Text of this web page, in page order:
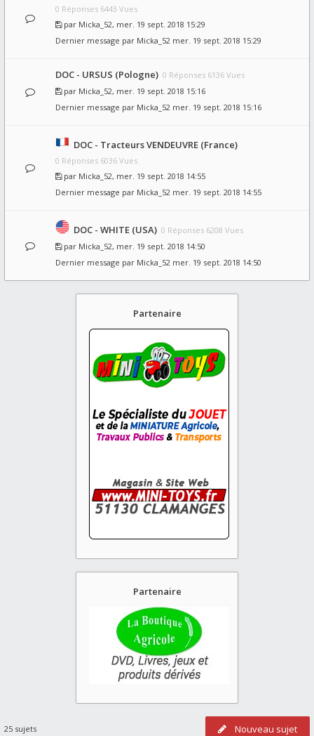
0 Réponses 6443 Vues
par Micka_52, mer. 19 sept. 2018 15:29
Dernier message par Micka_52 mer. 19 sept. 2018 15:29
DOC - URSUS (Pologne) 0 Réponses 6136 Vues
par Micka_52, mer. 19 sept. 2018 15:16
Dernier message par Micka_52 mer. 19 sept. 2018 15:16
DOC - Tracteurs VENDEUVRE (France)
0 Réponses 6036 Vues
par Micka_52, mer. 19 sept. 2018 14:55
Dernier message par Micka_52 mer. 19 sept. 2018 14:55
DOC - WHITE (USA) 0 Réponses 6208 Vues
par Micka_52, mer. 19 sept. 2018 14:50
Dernier message par Micka_52 mer. 19 sept. 2018 14:50
Partenaire
Partenaire
Nouveau sujet
25 sujets